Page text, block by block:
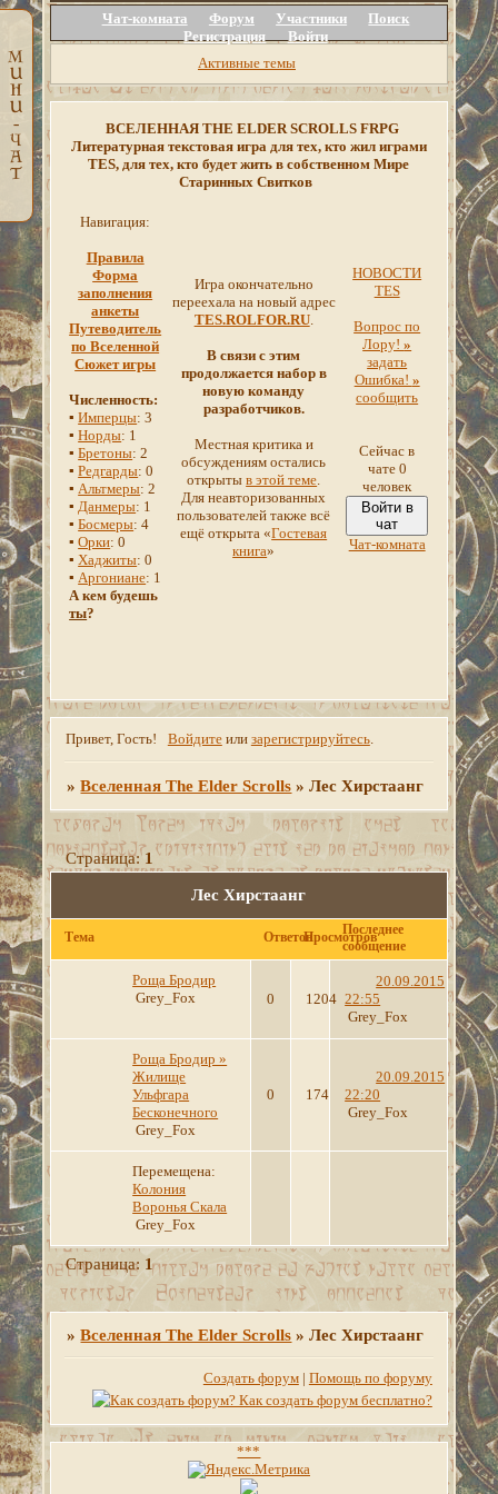
Чат-комната Форум Участники
Поиск
Регистрация
Войти
Активные темы
ВСЕЛЕННАЯ THE ELDER SCROLLS FRPG
Литературная текстовая игра для тех, кто жил играми
TES, для тех, кто будет жить в собственном Мире
Старинных Свитков
Навигация:
Правила
Форма
заполнения
анкеты
Путеводитель
по Вселенной
Сюжет игры
Численность:
▪Имперцы: 3
▪Норды: 1
▪Бретоны: 2
▪Редгарды: 0
▪Альтмеры: 2
▪Данмеры: 1
▪Босмеры: 4
▪Орки: 0
▪Хаджиты: 0
▪Аргониане: 1
А кем будешь
ты?
Игра окончательно
переехала на новый адрес
TES.ROLFOR.RU.
В связи с этим
продолжается набор в
новую команду
разработчиков.
Местная критика и
обсуждениям остались
открытыв этой теме.
Для неавторизованных
пользователей также всё
ещё открыта «Гостевая
книга»
НОВОСТИ
TES
Вопрос по
Лору!»
задать
Ошибка! »
сообщить
Сейчас в
чате 0
человек
Войти в
чат
Чат-комната
Привет, Гость! Войдитеили зарегистрируйтесь.
»Вселенная The Elder Scrolls »Лес Хирстаанг
Лес Хирстаанг
Страница:1
Тема ОтветовПросмотров
Последнее
сообщение
Роща Бродир
Grey_Fox
0 1204
20.09.2015
22:55
Grey_Fox
Роща Бродир »
Жилище
Ульфгара
Бесконечного
Grey_Fox
0 174
20.09.2015
22:20
Grey_Fox
Перемещена:
Колония
Воронья Скала
Grey_Fox
Страница: 1
»Вселенная The Elder Scrolls »Лес Хирстаанг
Создать форум| Помощь по форуму
***